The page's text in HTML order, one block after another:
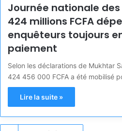
Journée nationale des
424 millions FCFA
enquêteurs toujours
paiement
Selon les déclarations de Mukhtar
424 456 000 FCFA a été mobilisé
Lire la suite »